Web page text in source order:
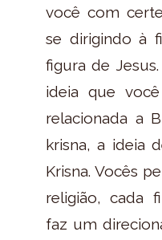
você com
se dirigindo à
figura de
ideia que
relacionada a
krisna, a ideia
Krisna. Vocês
religião, cada
faz um